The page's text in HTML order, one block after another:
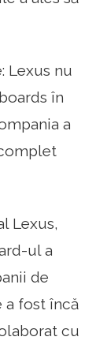
Lexus nu
în
a
Lexus,
ul a
de
a fost încă
cu